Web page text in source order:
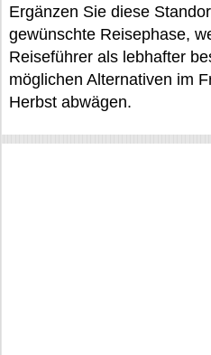
Ergänzen Sie diese
gewünschte Reisephase,
Reiseführer als lebhafter
möglichen Alternativen im
Herbst abwägen.